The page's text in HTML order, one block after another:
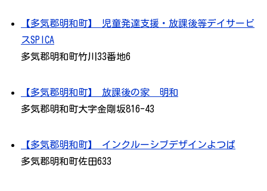
【多気郡明和町】 児童発達支援・放課後等デイサービ
スSPICA
多気郡明和町竹川33番地6
【多気郡明和町】 放課後の家 明和
多気郡明和町大字金剛坂816-43
【多気郡明和町】 インクルーシブデザインよつば
多気郡明和町佐田633